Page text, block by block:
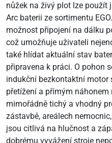
nůžek na živý plot lze použít
Arc baterii ze sortimentu
možnost připojení na dálku
což umožňuje uživateli
také hlídat aktuální stav
připravena k práci. O pohon
indukční bezkontaktní motor
přetížení a přímým
mimořádně tichý a vhodný
zástavbě, areálech
jsou citlivá na hlučnost a
dobrému vyvážení stroje